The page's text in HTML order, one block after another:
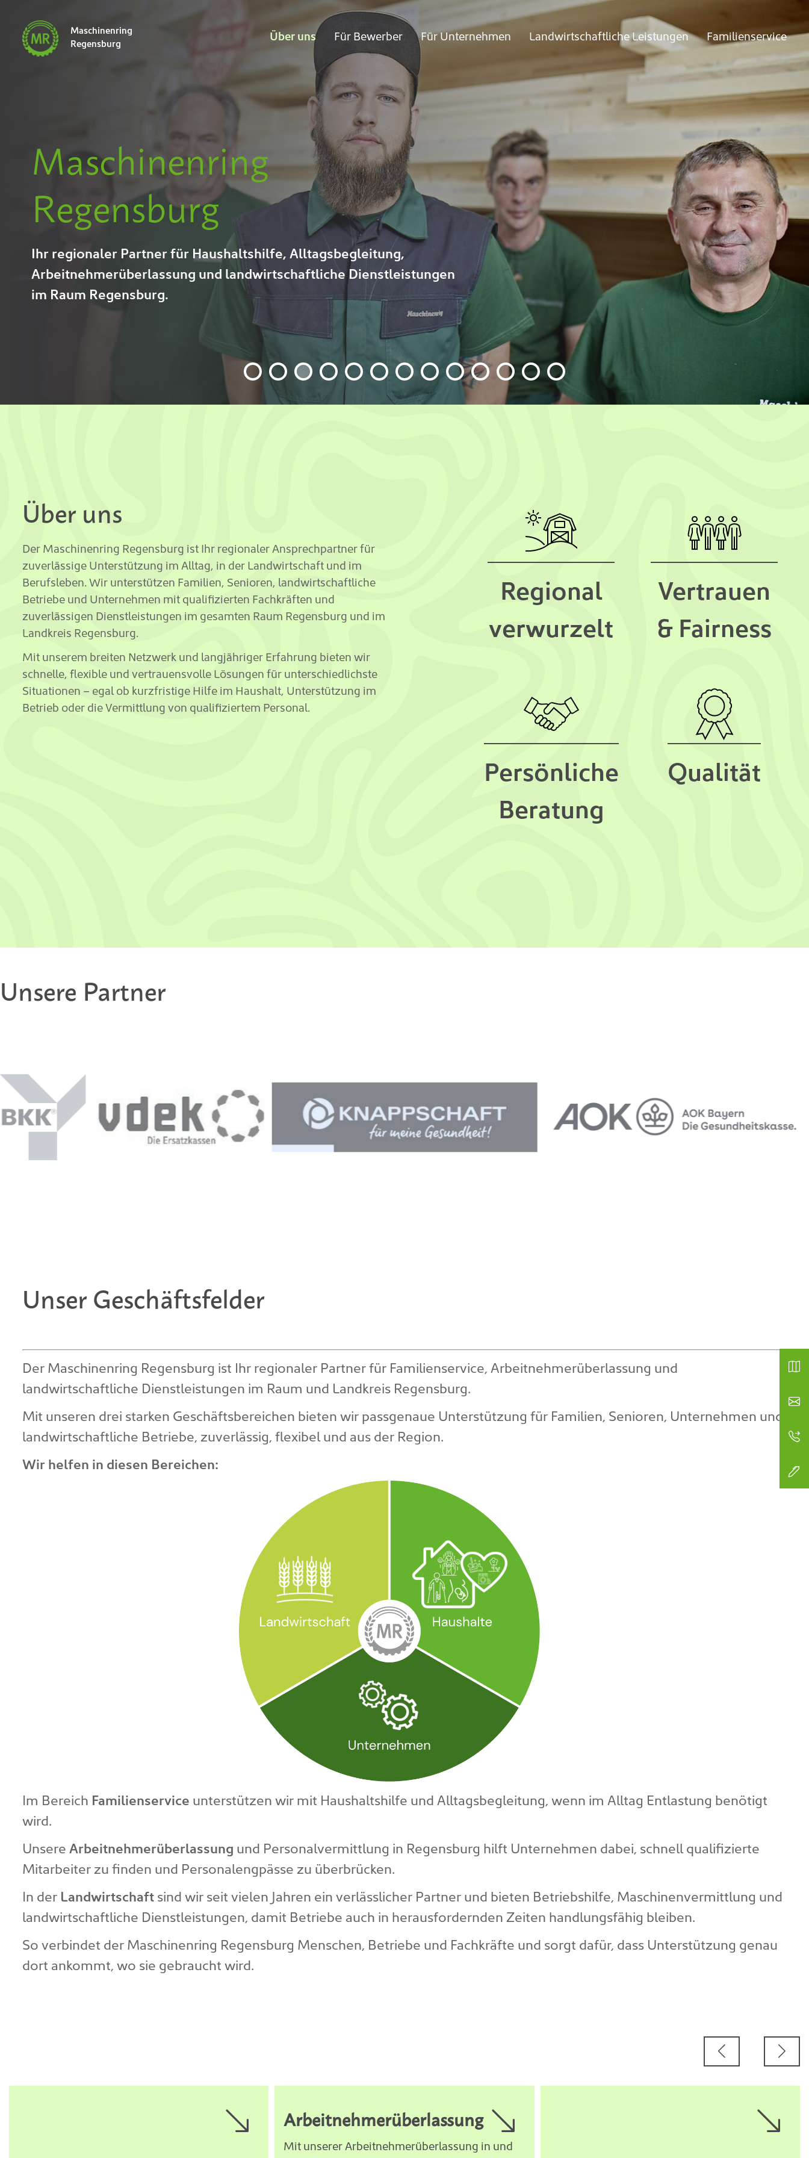
Maschinenring
Regensburg
NavigationÜber uns Für Bewerber Für Unternehmen Landwirtschaftliche Leistungen Familienservice
Maschinenring
Regensburg
Ihr regionaler Partner für Haushaltshilfe, Alltagsbegleitung,
Arbeitnehmerüberlassung und landwirtschaftliche Dienstleistungen
im Raum Regensburg.
Über uns
Der Maschinenring Regensburg ist Ihr regionaler Ansprechpartner für
zuverlässige Unterstützung im Alltag, in der Landwirtschaft und im
Berufsleben. Wir unterstützen Familien, Senioren, landwirtschaftliche
Betriebe und Unternehmen mit qualifizierten Fachkräften und
zuverlässigen Dienstleistungen im gesamten Raum Regensburg und im
Landkreis Regensburg.
Mit unserem breiten Netzwerk und langjähriger Erfahrung bieten wir
schnelle, flexible und vertrauensvolle Lösungen für unterschiedlichste
Situationen – egal ob kurzfristige Hilfe im Haushalt, Unterstützung im
Betrieb oder die Vermittlung von qualifiziertem Personal.
Regional
verwurzelt
Vertrauen
& Fairness
Persönliche
Beratung
Qualität
Unsere Partner
Unser Geschäftsfelder
Der Maschinenring Regensburg ist Ihr regionaler Partner für Familienservice, Arbeitnehmerüberlassung und
landwirtschaftliche Dienstleistungen im Raum und Landkreis Regensburg.
Mit unseren drei starken Geschäftsbereichen bieten wir passgenaue Unterstützung für Familien, Senioren, Unternehmen und
landwirtschaftliche Betriebe, zuverlässig, flexibel und aus der Region.
Wir helfen in diesen Bereichen:
Im Bereich Familienservice unterstützen wir mit Haushaltshilfe und Alltagsbegleitung, wenn im Alltag Entlastung benötigt
wird.
Unsere Arbeitnehmerüberlassung und Personalvermittlung in Regensburg hilft Unternehmen dabei, schnell qualifizierte
Mitarbeiter zu finden und Personalengpässe zu überbrücken.
In der Landwirtschaftsind wir seit vielen Jahren ein verlässlicher Partner und bieten Betriebshilfe, Maschinenvermittlung und
landwirtschaftliche Dienstleistungen, damit Betriebe auch in herausfordernden Zeiten handlungsfähig bleiben.
So verbindet der Maschinenring Regensburg Menschen, Betriebe und Fachkräfte und sorgt dafür, dass Unterstützung genau
dort ankommt, wo sie gebraucht wird.
Arbeitnehmerüberlassung
Mit unserer Arbeitnehmerüberlassung in und